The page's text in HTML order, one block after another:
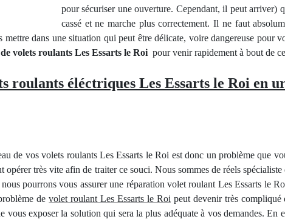
pour sécuriser une ouverture. Cependant, il peut arriver)
cassé et ne marche plus correctement. Il ne faut
dans une situation qui peut être délicate, voire dangereuse pour
volets roulants Les Essarts le Roi pour venir rapidement à bout de
roulants éléctriques Les Essarts le Roi en
de vos volets roulants Les Essarts le Roi est donc un problème que
très vite afin de traiter ce souci. Nous sommes de réels spécialiste
pourrons vous assurer une réparation volet roulant Les Essarts le
devolet roulant Les Essarts le Roi peut devenir très compliqué
vous exposer la solution qui sera la plus adéquate à vos demandes.